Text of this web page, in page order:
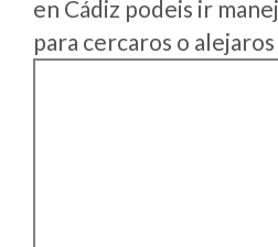
en Cádiz podeis ir
para cercaros o